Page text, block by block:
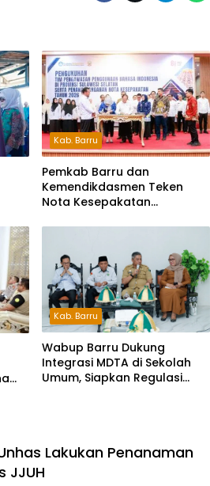
Kab. Barru
Pemkab Barru dan
Kemendikdasmen Teken
Nota Kesepakatan
Indonesia dan Bahasa
Kab. Barru
Wabup Barru Dukung
Integrasi MDTA di Sekolah
Umum, Siapkan Regulasi
Lakukan Penanaman
JJUH